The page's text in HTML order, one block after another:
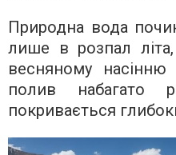
Природна вода
лише в розпал
весняному насінню
полив набагато
покривається